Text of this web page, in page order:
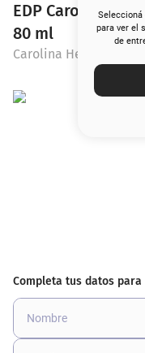
para ver el
de
EDP Carolina
80 ml
Carolina Herrera
5. corrector
rubor